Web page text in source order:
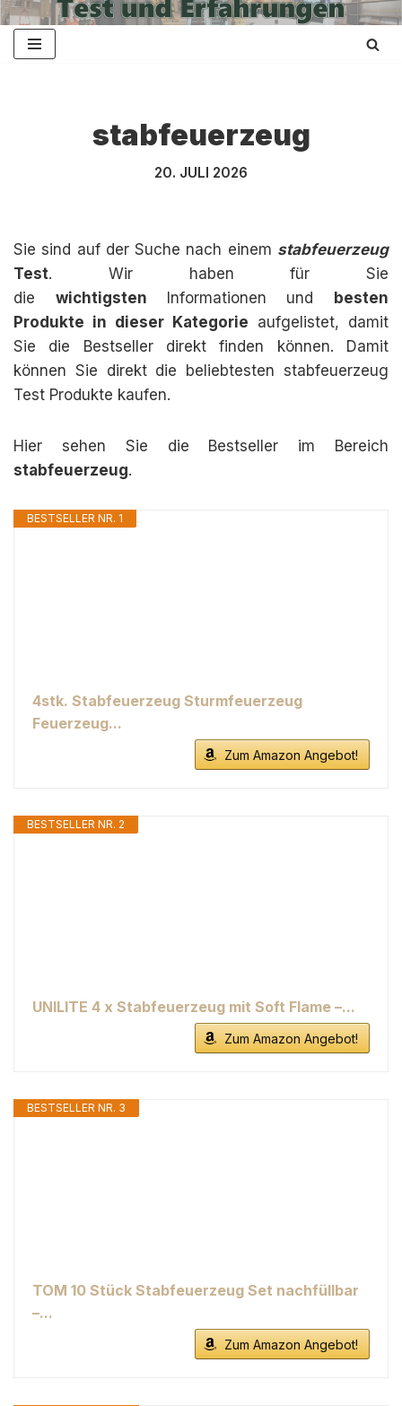
Zum
stabfeuerzeug
20. JULI 2026
Sie sind auf der Suche nach einem stabfeuerzeug
Test. Wir haben für Sie
die wichtigsten Informationen und
besten
Produkte in dieser Kategorie aufgelistet, damit
Sie die Bestseller direkt finden können. Damit
können Sie direkt die beliebtesten stabfeuerzeug
Test Produkte kaufen.
Hier sehen Sie die Bestseller im Bereich
stabfeuerzeug.
BESTSELLER NR. 1
4stk. Stabfeuerzeug Sturmfeuerzeug
Feuerzeug...
Zum Amazon Angebot!
BESTSELLER NR. 2
UNILITE 4 x Stabfeuerzeug mit Soft Flame –...
Zum Amazon Angebot!
BESTSELLER NR. 3
TOM 10 Stück Stabfeuerzeug Set nachfüllbar
–...
Zum Amazon Angebot!